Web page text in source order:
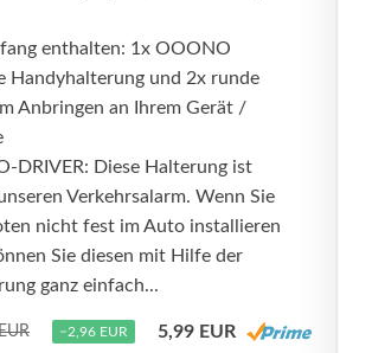
enthalten: 1x OOONO
Handyhalterung und 2x runde
Anbringen an Ihrem Gerät /
DRIVER: Diese Halterung ist
Verkehrsalarm. Wenn Sie
nicht fest im Auto installieren
Sie diesen mit Hilfe der
ganz einfach...
−2,96 EUR 5,99 EUR